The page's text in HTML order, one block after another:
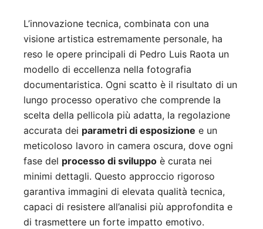
L’innovazione tecnica, combinata con una
visione artistica estremamente personale, ha
reso le opere principali di Pedro Luis Raota un
modello di eccellenza nella fotografia
documentaristica. Ogni scatto è il risultato di un
lungo processo operativo che comprende la
scelta della pellicola più adatta, la regolazione
accurata dei parametri di esposizione e un
meticoloso lavoro in camera oscura, dove ogni
fase del processo di sviluppo è curata nei
minimi dettagli. Questo approccio rigoroso
garantiva immagini di elevata qualità tecnica,
capaci di resistere all’analisi più approfondita e
di trasmettere un forte impatto emotivo.